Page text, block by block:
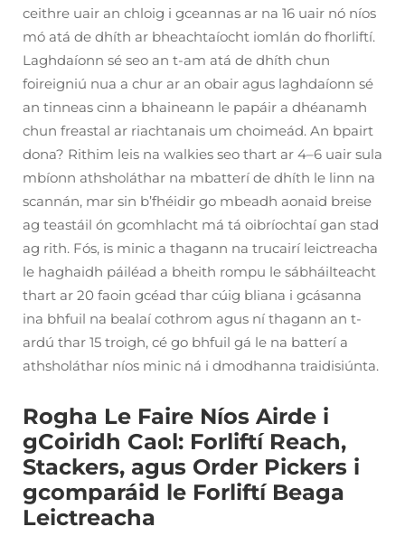
ceithre uair an chloig i gceannas ar na 16 uair nó níos
mó atá de dhíth ar bheachtaíocht iomlán do fhorliftí.
Laghdaíonn sé seo an t-am atá de dhíth chun
foireigniú nua a chur ar an obair agus laghdaíonn sé
an tinneas cinn a bhaineann le papáir a dhéanamh
chun freastal ar riachtanais um choimeád. An bpairt
dona? Rithim leis na walkies seo thart ar 4–6 uair sula
mbíonn athsholáthar na mbatterí de dhíth le linn na
scannán, mar sin b’fhéidir go mbeadh aonaid breise
ag teastáil ón gcomhlacht má tá oibríochtaí gan stad
ag rith. Fós, is minic a thagann na trucairí leictreacha
le haghaidh páiléad a bheith rompu le sábháilteacht
thart ar 20 faoin gcéad thar cúig bliana i gcásanna
ina bhfuil na bealaí cothrom agus ní thagann an t-
ardú thar 15 troigh, cé go bhfuil gá le na batterí a
athsholáthar níos minic ná i dmodhanna traidisiúnta.
Rogha Le Faire Níos Airde i
gCoiridh Caol: Forliftí Reach,
Stackers, agus Order Pickers i
gcomparáid le Forliftí Beaga
Leictreacha